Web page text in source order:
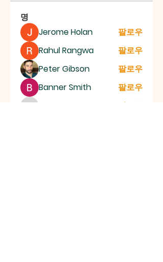
명
Jerome Holan
팔로우
Rahul Rangwa
팔로우
Peter Gibson
팔로우
Banner Smith
팔로우
팔로우